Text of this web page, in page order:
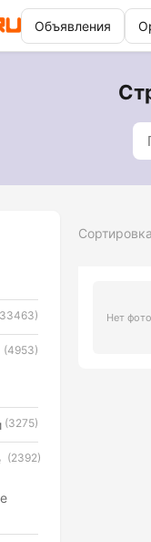
Объявления
(4953)
(3275)
(2392)
Нет фото